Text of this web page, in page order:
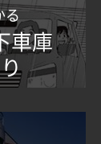
る
車庫